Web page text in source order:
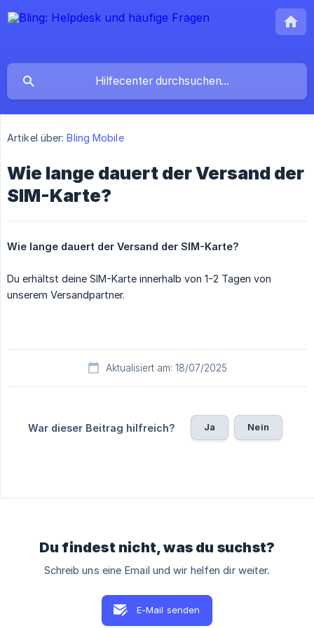
Artikel über: Bling Mobile
Wie lange dauert der Versand der
SIM-Karte?
Wie lange dauert der Versand der SIM-Karte?
Du erhältst deine SIM-Karte innerhalb von 1-2 Tagen von
unserem Versandpartner.
Aktualisiert am: 18/07/2025
War dieser Beitrag hilfreich? Ja Nein
Du findest nicht, was du suchst?
Schreib uns eine Email und wir helfen dir weiter.
E-Mail senden